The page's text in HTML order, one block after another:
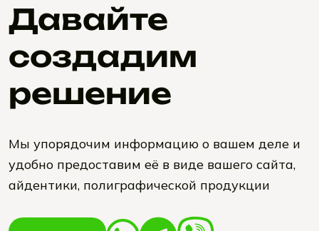
Давайте
создадим
решение
Мы упорядочим информацию о вашем деле и
удобно предоставим её в виде вашего сайта,
айдентики, полиграфической продукции